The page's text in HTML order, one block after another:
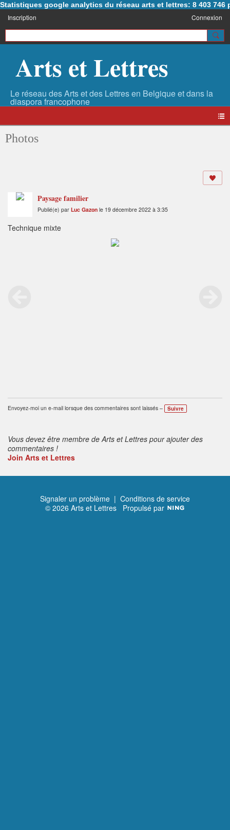
Statistiques google analytics du réseau arts et lettres: 8 403 746
Inscription Connexion
Arts et Lettres
Photos
Paysage familier
Publié(e) par Luc Gazon le 19 décembre 2022 à 3:35
Technique mixte
Envoyez-moi un e-mail lorsque des commentaires sont laissés – Suivre
Vous devez être membre de Arts et Lettres pour ajouter des
commentaires !
Join Arts et Lettres
Signaler un problème | Conditions de service
© 2026 Arts et Lettres Propulsé par